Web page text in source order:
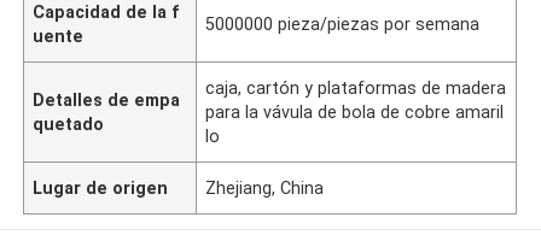
Capacidad de la f
uente
5000000 pieza/piezas por semana
Detalles de empa
quetado
caja, cartón y plataformas de madera
para la vávula de bola de cobre amaril
lo
Lugar de origen Zhejiang, China